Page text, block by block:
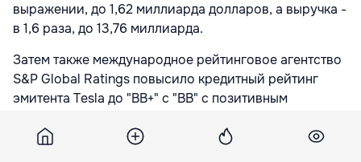
выражении, до 1,62 миллиарда долларов, а выручка -
в 1,6 раза, до 13,76 миллиарда.
Затем также международное рейтинговое агентство
S&P Global Ratings повысило кредитный рейтинг
эмитента Tesla до "ВВ+" с "ВВ" с позитивным
Американская компания Tesla Motors была основана